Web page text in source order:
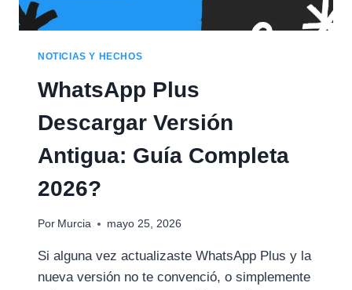
NOTICIAS Y HECHOS
WhatsApp Plus
Descargar Versión
Antigua: Guía Completa
2026?
Por Murcia mayo 25, 2026
Si alguna vez actualizaste WhatsApp Plus y la
nueva versión no te convenció, o simplemente